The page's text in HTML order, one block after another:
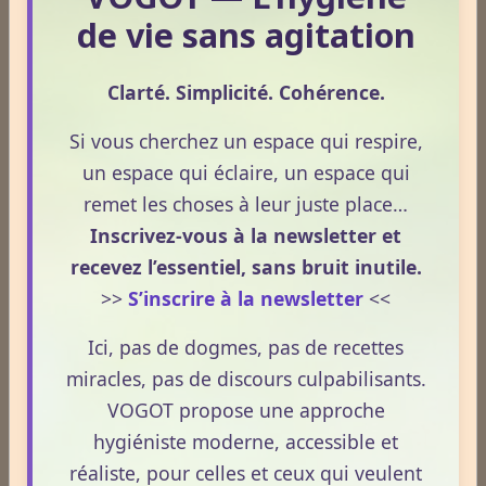
Le CBD suscite un intérêt croissant lorsqu’il est
question de douleurs et de bien‑être. Pourtant, son
restent souvent mal compris. Cet article propose une
réglementation française de 2026, afin de mieux
comprendre comment le CBD s’intègre dans une
approche globale de prévention.
Lire la suite
CBD : l'anti-inflammatoire du 21ème siècle.
Le 13/05/2026
Le CBD occupe une place croissante dans les
Souvent présenté comme un allié naturel, il suscite
un intérêt grandissant pour ses usages externes et
son interaction avec le système endocannabinoïde.
Cet article propose une mise au point claire, moderne
et conforme à la réglementation française de 2026.
Lire la suite
de vie sans agitation
Clarté. Simplicité. Cohérence.
Si vous cherchez un espace qui respire,
un espace qui éclaire, un espace qui
remet les choses à leur juste place…
Inscrivez-vous à la newsletter et
recevez l’essentiel, sans bruit inutile.
>> S’inscrire à la newsletter <<
Ici, pas de dogmes, pas de recettes
miracles, pas de discours culpabilisants.
VOGOT propose une approche
hygiéniste moderne, accessible et
réaliste, pour celles et ceux qui veulent